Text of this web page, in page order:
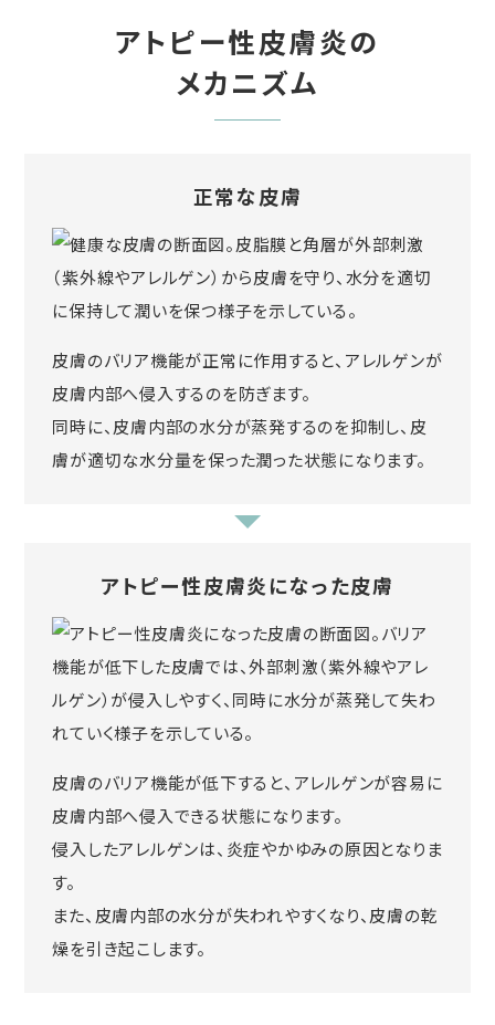
アトピー性皮膚炎の
メカニズム
正常な皮膚
皮膚のバリア機能が正常に作用すると、アレルゲンが
皮膚内部へ侵入するのを防ぎます。
同時に、皮膚内部の水分が蒸発するのを抑制し、皮
膚が適切な水分量を保った潤った状態になります。
アトピー性皮膚炎になった皮膚
皮膚のバリア機能が低下すると、アレルゲンが容易に
皮膚内部へ侵入できる状態になります。
侵入したアレルゲンは、炎症やかゆみの原因となりま
す。
また、皮膚内部の水分が失われやすくなり、皮膚の乾
燥を引き起こします。